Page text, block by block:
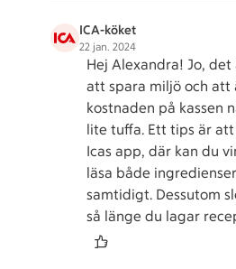
ICA-köket
22 jan. 2024
Hej Alexandra! Jo,
att spara miljö och att
kostnaden på kassen
lite tuffa. Ett tips är
Icas app, där kan du
läsa både
samtidigt. Dessutom
så länge du lagar